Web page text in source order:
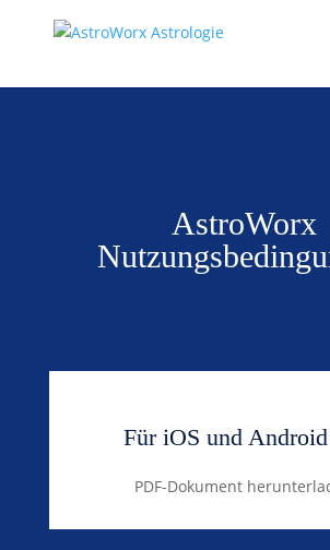
AstroWorx
Für iOS und
PDF-Dokument